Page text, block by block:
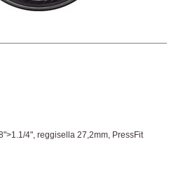
4", reggisella 27,2mm, PressFit